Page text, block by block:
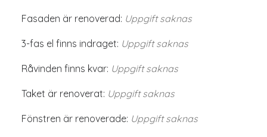
Fasaden är renoverad: Uppgift saknas
3-fas el finns indraget: Uppgift saknas
Råvinden finns kvar: Uppgift saknas
Taket är renoverat: Uppgift saknas
Fönstren är renoverade: Uppgift saknas